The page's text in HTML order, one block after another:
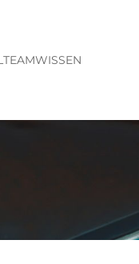
TEAMWISSEN